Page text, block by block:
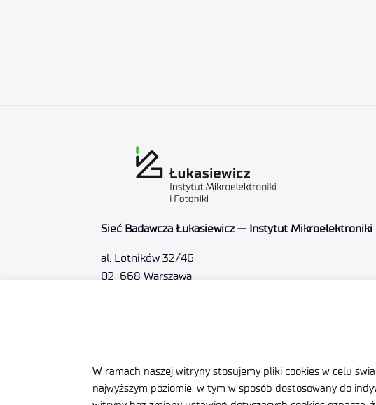
W ramach naszej witryny stosujemy pliki cookies w celu
najwyższym poziomie, w tym w sposób dostosowany do
Sieć Badawcza Łukasiewicz — Instytut Mikroelektroniki
al. Lotników 32/46
02-668 Warszawa
Sąd Rejonowy dla m.st. Warszawy, XIII Wydział
Nr rejestrowy BDO: 000505091